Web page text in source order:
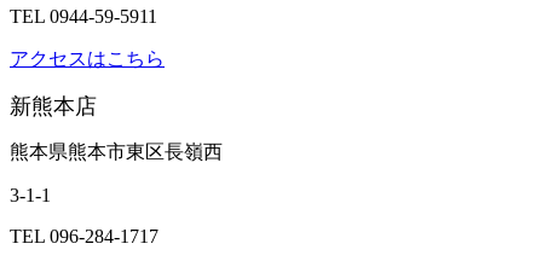
TEL 0944-59-5911
アクセスはこちら
新熊本店
熊本県熊本市東区長嶺西
3-1-1
TEL 096-284-1717